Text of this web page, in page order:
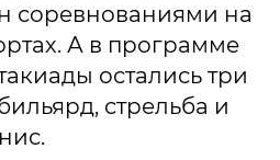
соревнованиями на
А в программе
остались три
стрельба и